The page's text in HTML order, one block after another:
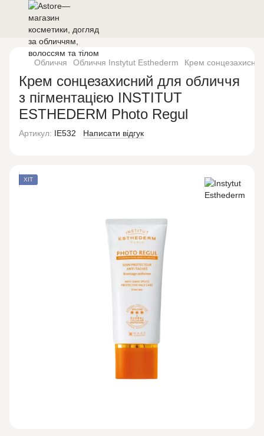
Обличчя Обличчя Instytut Esthederm Крем
Крем сонцезахисний для обличчя
з пігментацією INSTITUT
ESTHEDERM Photo Regul
Артикул: IE532 Написати відгук
ХІТ